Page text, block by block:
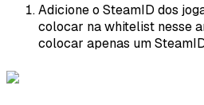
Adicione o SteamID dos
colocar na whitelist nesse
colocar apenas um